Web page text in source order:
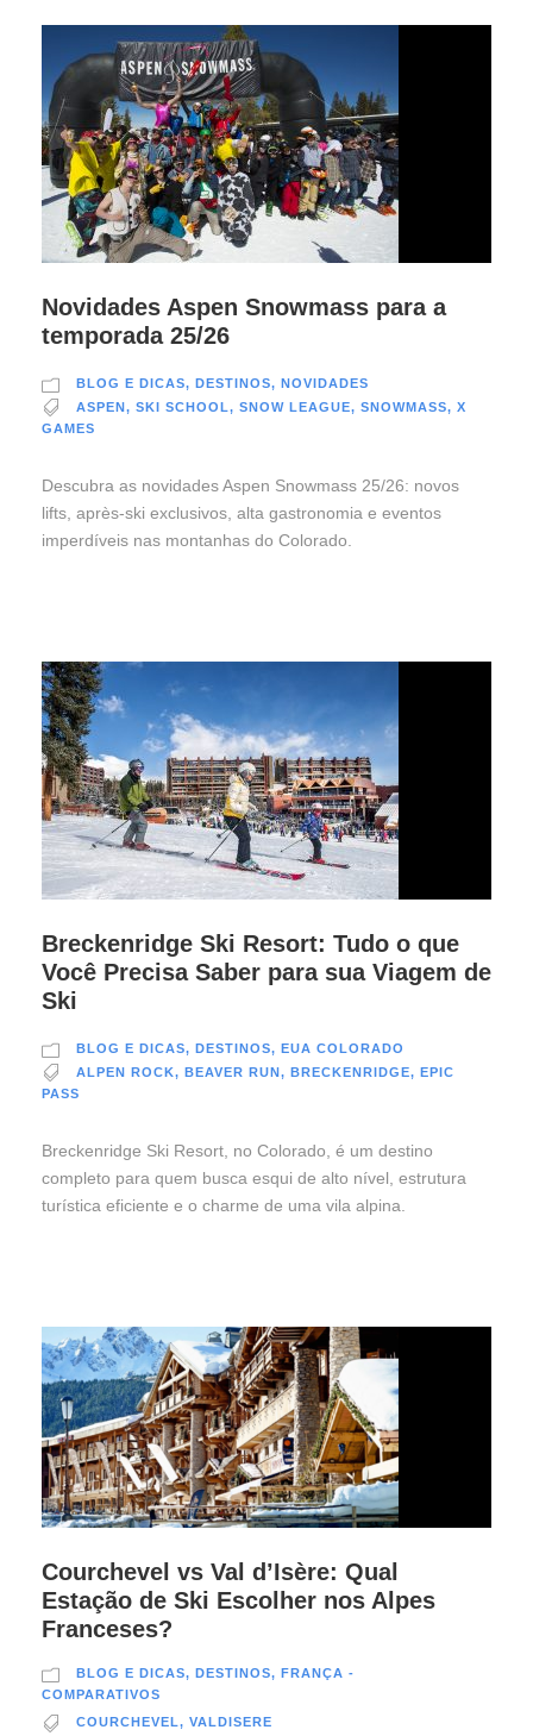
Novidades Aspen Snowmass para a
temporada 25/26
BLOG E DICAS, DESTINOS, NOVIDADES
ASPEN, SKI SCHOOL, SNOW LEAGUE, SNOWMASS, X
GAMES
Descubra as novidades Aspen Snowmass 25/26: novos
lifts, après-ski exclusivos, alta gastronomia e eventos
imperdíveis nas montanhas do Colorado.
Breckenridge Ski Resort: Tudo o que
Você Precisa Saber para sua Viagem de
Ski
BLOG E DICAS, DESTINOS, EUA COLORADO
ALPEN ROCK, BEAVER RUN , BRECKENRIDGE, EPIC
PASS
Breckenridge Ski Resort, no Colorado, é um destino
completo para quem busca esqui de alto nível, estrutura
turística eficiente e o charme de uma vila alpina.
Courchevel vs Val d’Isère: Qual
Estação de Ski Escolher nos Alpes
Franceses?
BLOG E DICAS, DESTINOS, FRANÇA -
COMPARATIVOS
COURCHEVEL, VALDISERE